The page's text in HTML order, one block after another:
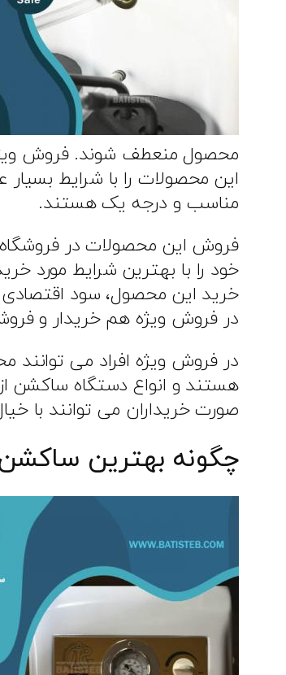
محصول منعطف شوند. فروش ویژه
این محصولات را با شرایط
مناسب و درجه یک هستند.
فروش این محصولات در فروشگاه
خود را با بهترین شرایط مورد
خرید این محصول، سود اقتصادی
در فروش ویژه هم خریدار و
در فروش ویژه افراد می‌
هستند و انواع دستگاه ساکشن
صورت خریداران می توانند با
چگونه بهترین ساکشن